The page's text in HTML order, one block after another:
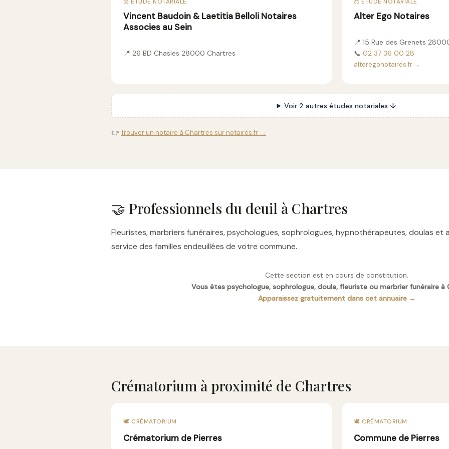
Vincent Baudoin & Laetitia Belloli Notaires
Associes au Sein
📍 26 BD Chasles 28000 Chartres
Alter Ego Notaires
📍 15 Rue des Grenets
📞 02 37 36 00 28
alteregonotaires.fr →
Voir 2 autres études notariales ↓
👉Trouver un notaire à Chartres sur notaires.fr →
🤝 Professionnels du deuil à Chartres
Fleuristes, marbriers funéraires, psychologues, sophrologues, hypnothérapeutes, doulas
service des familles endeuillées de votre commune.
Cette section est en cours de constitution.
Vous êtes psychologue, sophrologue, doula, fleuriste ou marbrier funéraire à
Apparaissez gratuitement dans cet annuaire →
Crématorium à proximité de Chartres
🕊️ CRÉMATORIUM
Crématorium de Pierres
🕊️ CRÉMATORIUM
Commune de Pierres